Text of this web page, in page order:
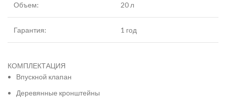
Объем: 20 л
Гарантия: 1 год
КОМПЛЕКТАЦИЯ
Впускной клапан
Деревянные кронштейны